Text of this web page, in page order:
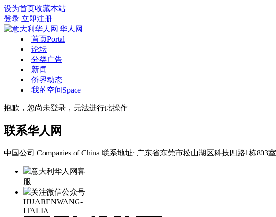
设为首页收藏本站
登录 立即注册
首页Portal
论坛
分类广告
新闻
侨界动态
我的空间Space
抱歉，您尚未登录，无法进行此操作
联系华人网
中国公司 Companies of China 联系地址: 广东省东莞市松山湖区科技四路1栋803室
意大利华人网客
服
关注微信公众号
HUARENWANG-
ITALIA